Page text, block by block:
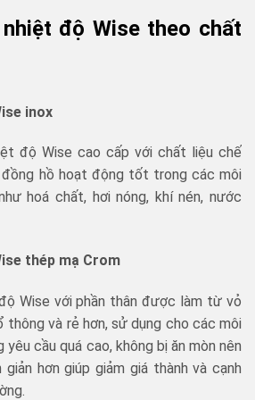
độ Wise theo chất
inox
độ Wise cao cấp với chất liệu chế
hồ hoạt động tốt trong các môi
hoá chất, hơi nóng, khí nén, nước
thép mạ Crom
Wise với phần thân được làm từ vỏ
thông và rẻ hơn, sử dụng cho các môi
cầu quá cao, không bị ăn mòn nên
hơn giúp giảm giá thành và cạnh